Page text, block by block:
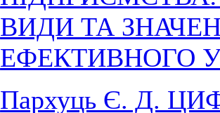
ВИДИ ТА
ЕФЕКТИВНОГО
Пархуць Є. Д.